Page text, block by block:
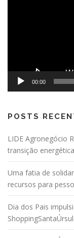
00:00
POSTS
LIDE Agronegócio
transição
Uma fatia de
recursos para
Dia dos Pais